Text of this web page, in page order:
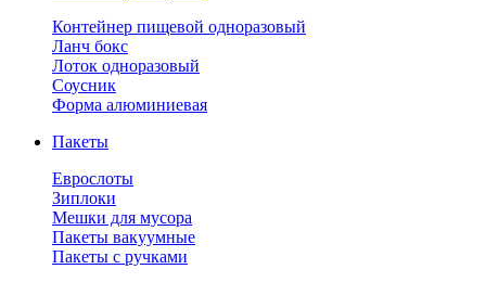
Контейнер пищевой одноразовый
Ланч бокс
Лоток одноразовый
Соусник
Форма алюминиевая
Пакеты
Еврослоты
Зиплоки
Мешки для мусора
Пакеты вакуумные
Пакеты с ручками